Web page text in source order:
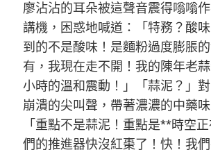
廖沾沾的耳朵被這聲音震得嗡嗡
講機，困惑地喊道：「特務？酸
到的不是酸味！是麵粉過度膨脹
有，我現在走不開！我的陳年老
小時的溫和震動！」「蒜泥？」
崩潰的尖叫聲，帶著濃濃的中藥味
「重點不是蒜泥！重點是**時空
們的推進器快沒紅棗了！快！我們